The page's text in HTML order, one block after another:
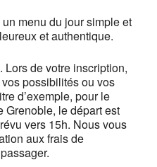
menu du jour simple et
et authentique.
Lors de votre inscription,
possibilités ou vos
d’exemple, pour le
Grenoble, le départ est
vers 15h. Nous vous
aux frais de